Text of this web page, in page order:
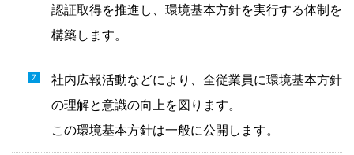
認証取得を推進し、環境基本方針を実行する体制を
構築します。
社内広報活動などにより、全従業員に環境基本方針
の理解と意識の向上を図ります。
この環境基本方針は一般に公開します。